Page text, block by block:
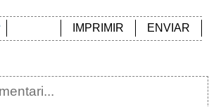
ENVIAR
IMPRIMIR